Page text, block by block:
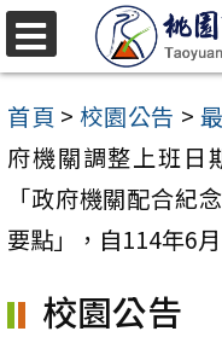
跳
至
主
要
容
首頁 > 校園公告 >
府機關調整上班日
「政府機關配合紀
要點」，自114年6
校園公告
選
單